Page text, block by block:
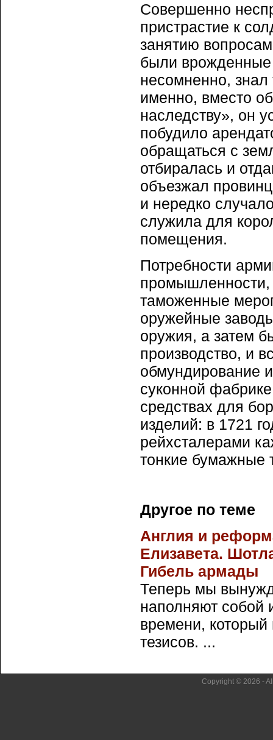
Совершенно
пристрастие к
занятию
были врожденные
несомненно, знал
именно, вместо
наследству», он
побудило
обращаться с
отбиралась и
объезжал
и нередко
служила для
помещения.
Потребности
промышленности,
таможенные
оружейные
оружия, а затем
производство, и
обмундирование
суконной
средствах для
изделий: в 1721
рейхсталерами
тонкие бумажные
Другое по теме
Англия и
Елизавета.
Гибель армады
Теперь мы
наполняют собой
времени, который
тезисов. ...
Copyright © 2026 -